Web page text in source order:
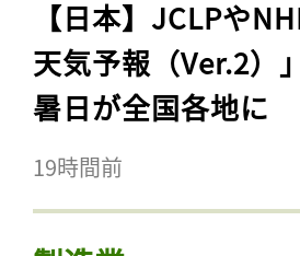
【日本】JCLPや
天気予報（Ver.2）
暑日が全国各地に
19時間前